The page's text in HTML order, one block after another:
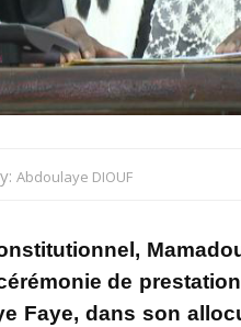
Abdoulaye DIOUF
de
Faye, dans son